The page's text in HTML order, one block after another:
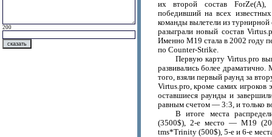
200
их второй состав ForZe(А),
победивший на всех
команды вылетели из турнирной
разыграли новый состав
Именно М19 стала в 2002 году
по Counter-Strike.
Первую карту Virtus.pro
развивались более
того, взяли первый раунд за
Virtus.pro, кроме самих игроков
оставшиеся раунды и
равным счетом — 3:3, и только
В итоге места
(3500$), 2-e место — M19
tms*Trinity (500$), 5-е и 6-е